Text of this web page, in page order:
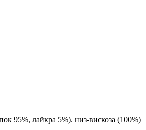
95%, лайкра 5%). низ-вискоза (100%)